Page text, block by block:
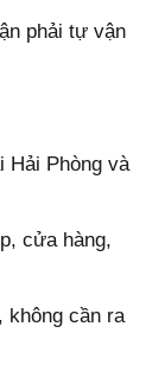
phải tự vận
Hải Phòng và
cửa hàng,
không cần ra